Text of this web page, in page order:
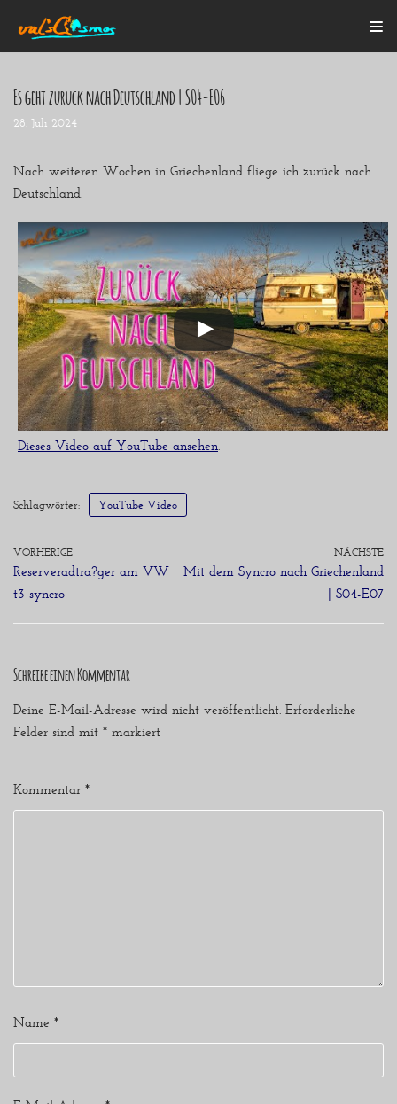
Zum
Inhalt
Startseite
Blogroll
Über mich
Kontakt
Es geht zurück nach Deutschland | S04-E06
28. Juli 2024
Nach weiteren Wochen in Griechenland fliege ich zurück nach
Deutschland.
Dieses Video auf YouTube ansehen.
Schlagwörter: YouTube Video
VORHERIGE
Reserveradtra?ger am VW
t3 syncro
NÄCHSTE
Mit dem Syncro nach Griechenland
| S04-E07
Schreibe einen Kommentar
Deine E-Mail-Adresse wird nicht veröffentlicht. Erforderliche
Felder sind mit * markiert
Kommentar *
Name *